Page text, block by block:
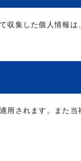
収集した個人情報
用されます。また